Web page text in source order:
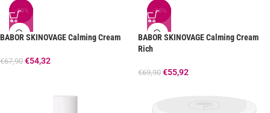
-20%
BABOR SKINOVAGE Calming Cream
€67,90 €54,32
-20%
BABOR SKINOVAGE Calming Cream
Rich
€69,90 €55,92